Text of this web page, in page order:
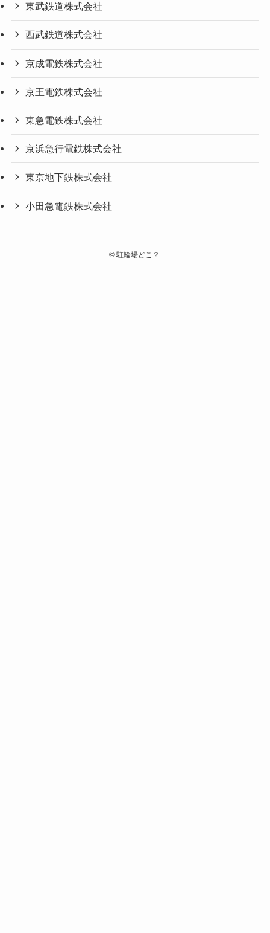
東武鉄道株式会社
西武鉄道株式会社
京成電鉄株式会社
京王電鉄株式会社
東急電鉄株式会社
京浜急行電鉄株式会社
東京地下鉄株式会社
小田急電鉄株式会社
©駐輪場どこ？.